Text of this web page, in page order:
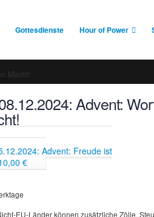
Gottesdienste Hour of Power
Macht!
Advent:
Advent: Freude ist
€
EU-Länder können zusätzliche Zölle,